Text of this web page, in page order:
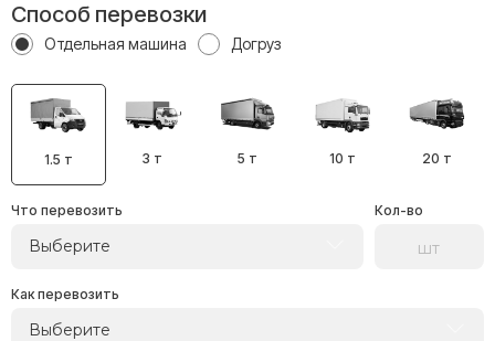
Способ перевозки
Отдельная машина Догруз
1.5 т 3 т 5 т 10 т 20 т
Что перевозить
Выберите
Кол-во
Как перевозить
Выберите